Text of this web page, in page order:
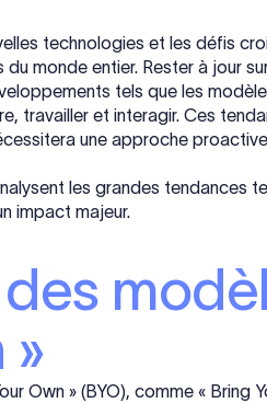
technologies et les défis
monde entier. Rester à jour
tels que les
travailler et interagir. Ces
une approche
les grandes tendances
impact majeur.
»
Own » (BYO), comme « Bring